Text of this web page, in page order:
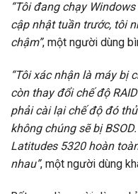
“Tôi đang chạy
cập nhật tuần trước, tôi
chậm”, một người dùng
“Tôi xác nhận là máy bị
còn thay đổi chế độ
phải cài lại chế độ đó
không chúng sẽ bị
Latitudes 5320 hoàn
nhau”, một người dùng